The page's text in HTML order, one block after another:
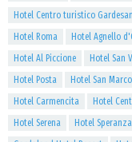
Hotel Centro turistico
Hotel Roma
Hotel Agnello
Hotel Al Piccione
Hotel San
Hotel Posta
Hotel San Marco
Hotel Carmencita
Hotel
Hotel Serena
Hotel Speranza